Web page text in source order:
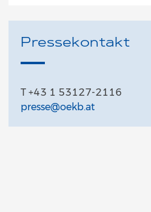
Pressekontakt
T +43 1 53127-2116
presse@oekb.at